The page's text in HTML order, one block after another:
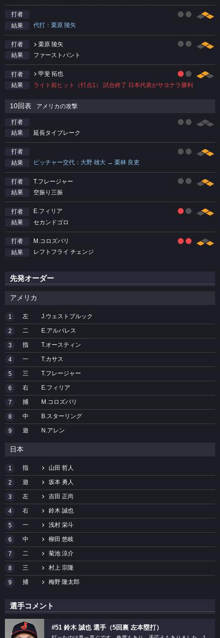
打者
結果
代打：栗原 陵矢
打者
栗原 陵矢
結果
ファーストバント
打者
甲斐 拓也
結果
ライト前ヒット（打点1） 試合終了 日本代表がサヨナラ勝利
10回表 アメリカの攻撃
打者
結果
延長タイブレーク
打者
結果
ピッチャー交代：大野 雄大 → 栗林 良吏
打者
T.フレージャー
結果
空振り三振
打者
E.フィリア
結果
セカンドゴロ
打者
M.コロズバリ
結果
レフトフライ チェンジ
先発オーダー
アメリカ
1 左 J.ウェストブルック
2 二 E.アルバレス
3 指 T.オースティン
4 一 T.カサス
5 三 T.フレージャー
6 右 E.フィリア
7 捕 M.コロズバリ
8 中 B.スターリング
9 遊 N.アレン
日本
1 指 山田 哲人
2 遊 坂本 勇人
3 左 吉田 正尚
4 右 鈴木 誠也
5 一 浅村 栄斗
6 中 柳田 悠岐
7 二 菊池 涼介
8 三 村上 宗隆
9 捕 梅野 隆太郎
選手コメント
#51 鈴木 誠也 選手（5回裏 左本塁打）